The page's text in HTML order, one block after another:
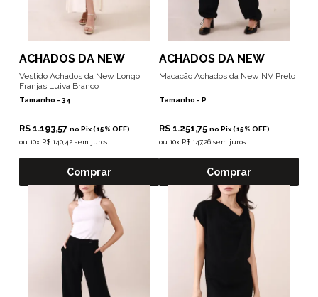
ACHADOS DA NEW
Vestido Achados da New Longo
Franjas Luiva Branco
Tamanho - 34
R$ 1.193,57 no Pix (15% OFF)
ou 10x R$ 140,42 sem juros
Comprar
ACHADOS DA NEW
Macacão Achados da New NV Preto
Tamanho - P
R$ 1.251,75 no Pix (15% OFF)
ou 10x R$ 147,26 sem juros
Comprar